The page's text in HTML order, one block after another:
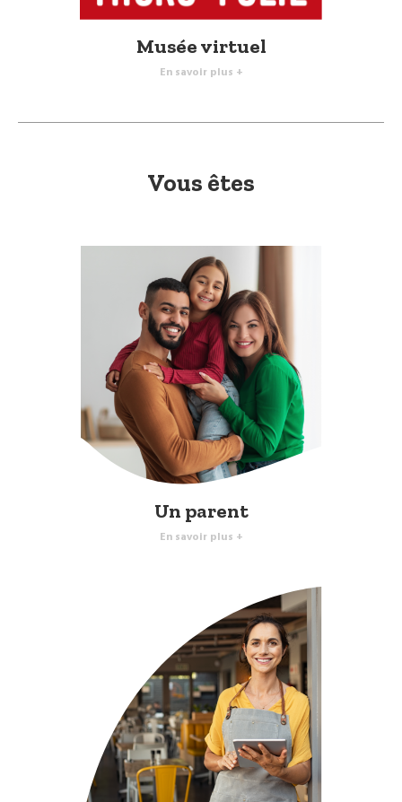
Musée virtuel
En savoir plus +
Vous êtes
Un parent
En savoir plus +